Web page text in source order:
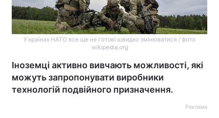
У країнах НАТО все ще не готові швидко змінюватися / фото
wikipedia.org
Іноземці активно вивчають можливості, які
можуть запропонувати виробники
технологій подвійного призначення.
Реклама